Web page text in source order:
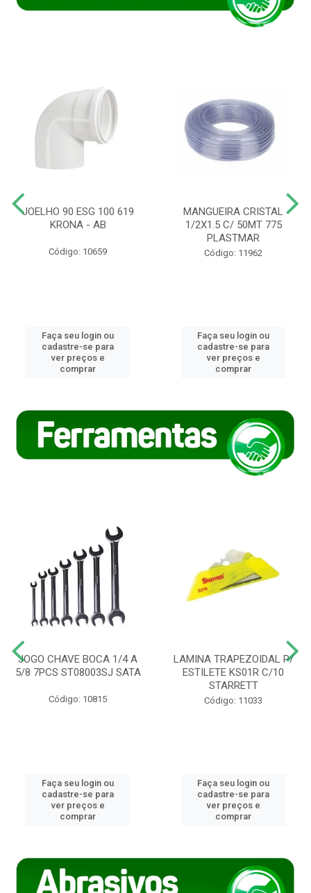
JOELHO 90 ESG 100 619
KRONA - AB
Código: 10659
Faça seu login ou
cadastre-se para
ver preços e
comprar
MANGUEIRA CRISTAL
1/2X1.5 C/ 50MT 775
PLASTMAR
Código: 11962
Faça seu login ou
cadastre-se para
ver preços e
comprar
JOGO CHAVE BOCA 1/4 A
5/8 7PCS ST08003SJ SATA
Código: 10815
Faça seu login ou
cadastre-se para
ver preços e
comprar
LAMINA TRAPEZOIDAL P/
ESTILETE KS01R C/10
STARRETT
Código: 11033
Faça seu login ou
cadastre-se para
ver preços e
comprar